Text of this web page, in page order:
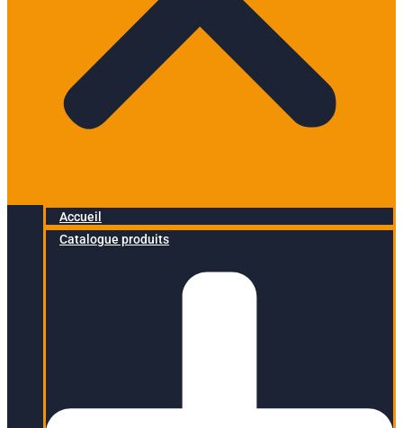
Accueil
Catalogue produits